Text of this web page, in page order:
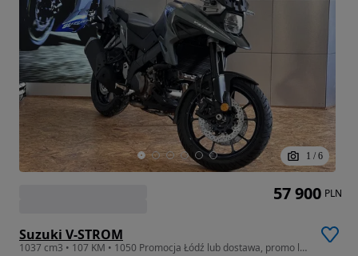
1 / 6
Suzuki V-STROM
1037 cm3 • 107 KM • 1050 Promocja Łódź lub dostawa, promo leasing, kredyt 0%,
57 900 PLN